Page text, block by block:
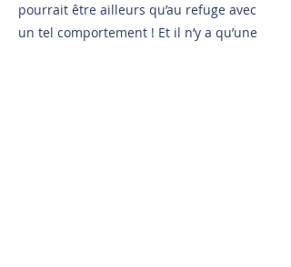
pourrait être ailleurs qu’au refuge avec
un tel comportement ! Et il n’y a qu’une